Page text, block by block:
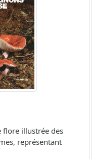
flore illustrée des
représentant